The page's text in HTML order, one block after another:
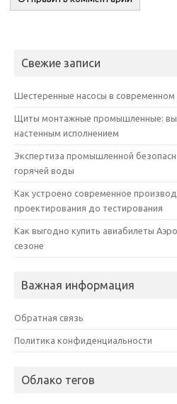
Свежие записи
Шестеренные насосы в современном
Щиты монтажные промышленные:
настенным исполнением
Экспертиза промышленной
горячей воды
Как устроено современное
проектирования до тестирования
Как выгодно купить авиабилеты
сезоне
Важная информация
Обратная связь
Политика конфиденциальности
Облако тегов